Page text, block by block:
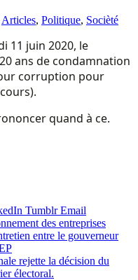
Articles, Politique, Socièté
11 juin 2020, le
ans de condamnation
corruption pour
quand à ce.
Tumblr Email
des entreprises
entre le gouverneur
rejette la décision du
électoral.